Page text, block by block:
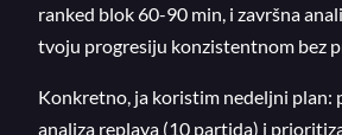
ranked blok 60-90 min, i završna
tvoju progresiju konzistentnom bez
Konkretno, ja koristim nedeljni plan:
analiza replaya (10 partida) i